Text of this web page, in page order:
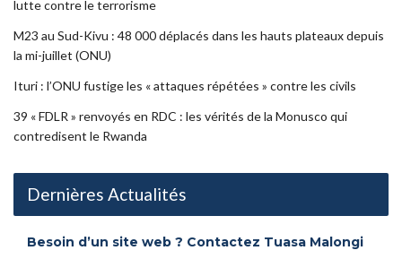
lutte contre le terrorisme
M23 au Sud-Kivu : 48 000 déplacés dans les hauts plateaux depuis
la mi-juillet (ONU)
Ituri : l’ONU fustige les « attaques répétées » contre les civils
39 « FDLR » renvoyés en RDC : les vérités de la Monusco qui
contredisent le Rwanda
Dernières Actualités
Besoin d’un site web ? Contactez Tuasa Malongi